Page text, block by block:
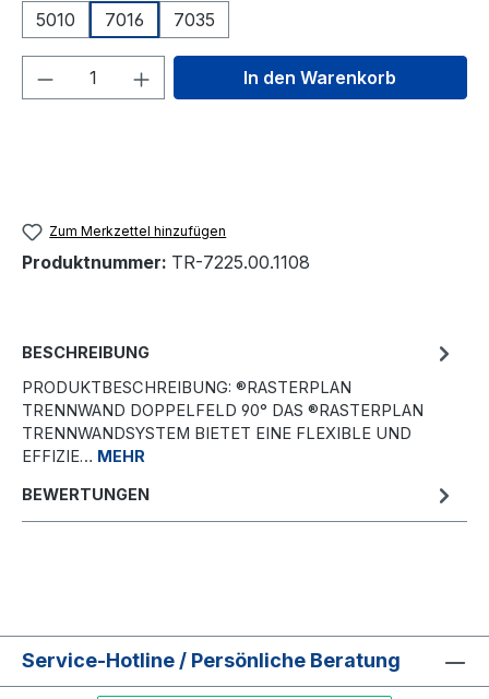
5010
7016 7035
Produkt Anzahl: Gib denIn den Warenkorb
Zum Merkzettel hinzufügen
Produktnummer: TR-7225.00.1108
BESCHREIBUNG
PRODUKTBESCHREIBUNG: ®RASTERPLAN
TRENNWAND DOPPELFELD 90° DAS ®RASTERPLAN
TRENNWANDSYSTEM BIETET EINE FLEXIBLE UND
EFFIZIE… MEHR
BEWERTUNGEN
Service-Hotline / Persönliche Beratung